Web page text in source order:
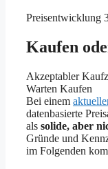
Preisentwicklung
Kaufen
Akzeptabler
Warten Kaufen
Bei einem
datenbasierte
als solide, aber
Gründe und
im Folgenden